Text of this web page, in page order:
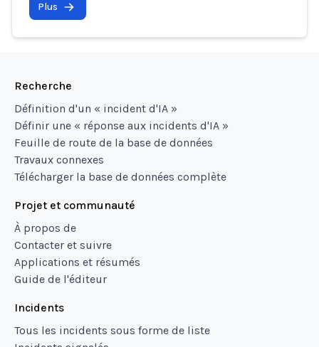
Plus
Recherche
Définition d'un « incident d'IA »
Définir une « réponse aux incidents d'IA »
Feuille de route de la base de données
Travaux connexes
Télécharger la base de données complète
Projet et communauté
À propos de
Contacter et suivre
Applications et résumés
Guide de l'éditeur
Incidents
Tous les incidents sous forme de liste